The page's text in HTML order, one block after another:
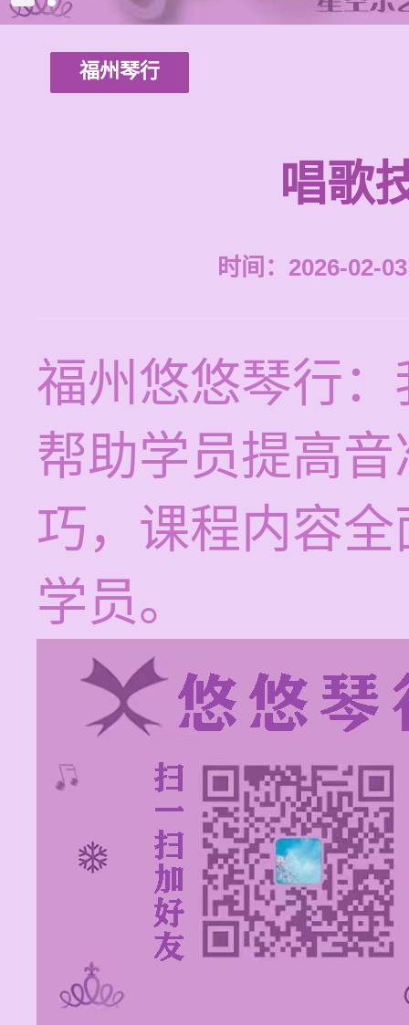
福州琴行
唱歌
时间：2026-02-
福州悠悠琴行
帮助学员提高
巧，课程内容
学员。